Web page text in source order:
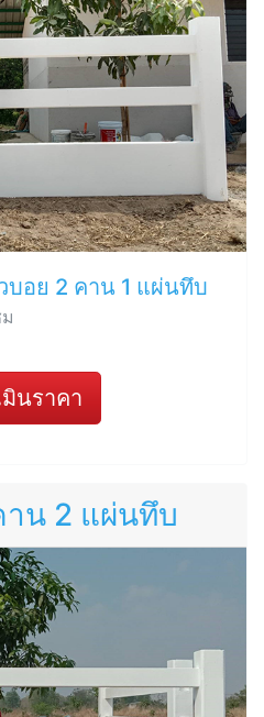
บอย 2 คาน 1 แผ่นทึบ
นราคา
าน 2 แผ่นทึบ